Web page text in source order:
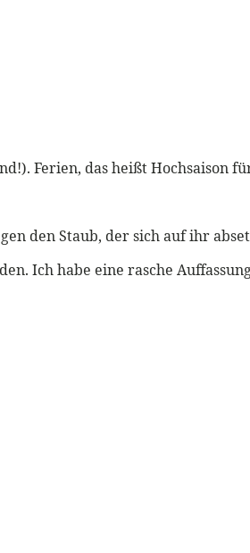
Ferien, das heißt Hochsaison
den Staub, der sich auf ihr
Ich habe eine rasche